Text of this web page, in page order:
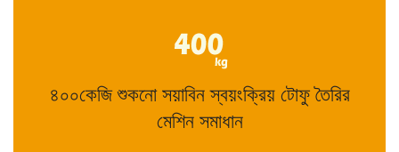
৪০০কেজি শুকনো সয়াবিন স্বয়ংক্রিয় টোফু তৈরির
মেশিন সমাধান